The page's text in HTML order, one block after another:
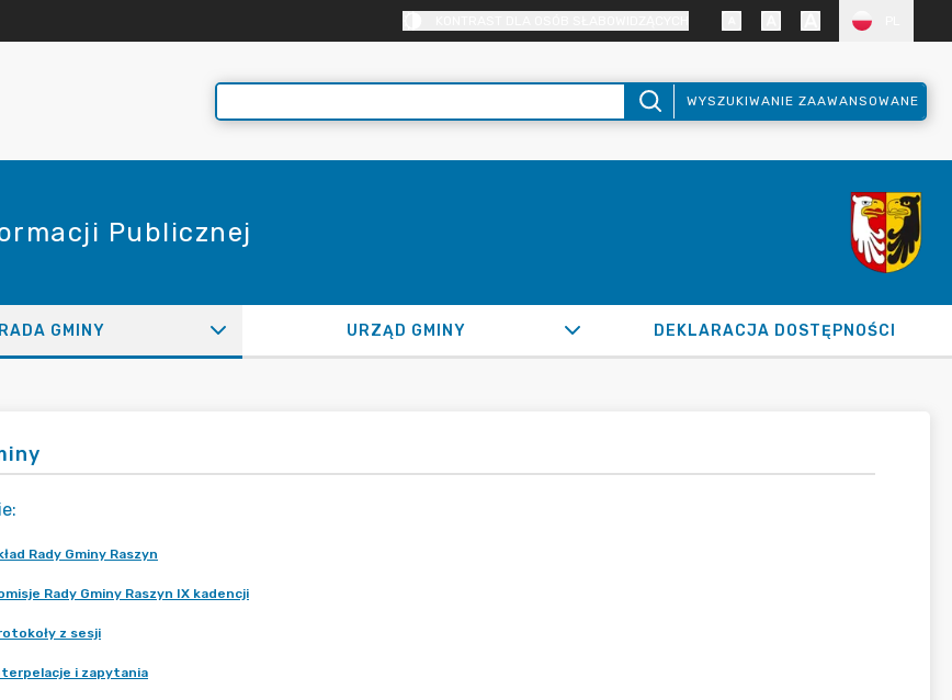
WYSZUKIWANIE ZAAWANSOWANE
Publicznej
RADA GMINY URZĄD GMINY DEKLARACJA DOSTĘPNOŚCI
:
Rady Gminy Raszyn
Rady Gminy Raszyn IX kadencji
z sesji
i zapytania